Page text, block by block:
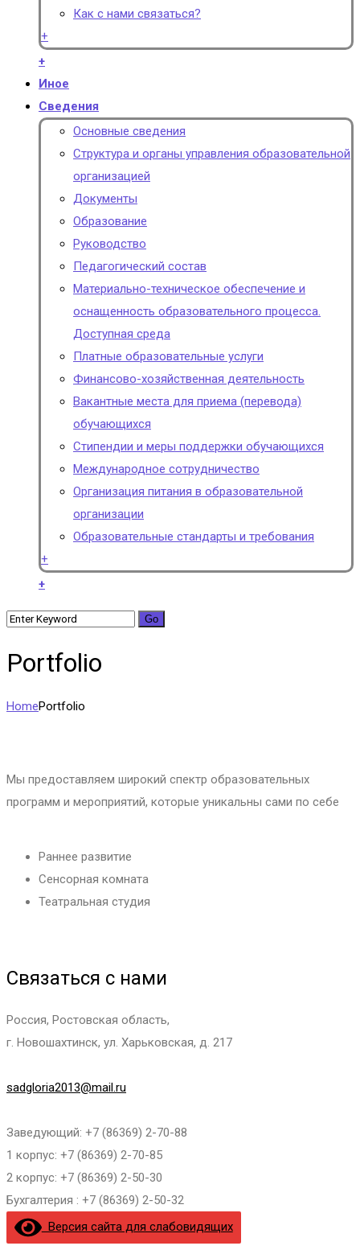
Как с нами связаться?
+
+
Иное
Сведения
Основные сведения
Структура и органы управления образовательной
организацией
Документы
Образование
Руководство
Педагогический состав
Материально-техническое обеспечение и
оснащенность образовательного процесса.
Доступная среда
Платные образовательные услуги
Финансово-хозяйственная деятельность
Вакантные места для приема (перевода)
обучающихся
Стипендии и меры поддержки обучающихся
Международное сотрудничество
Организация питания в образовательной
организации
Образовательные стандарты и требования
+
+
Portfolio
HomePortfolio
Мы предоставляем широкий спектр образовательных
программ и мероприятий, которые уникальны сами по себе
Раннее развитие
Сенсорная комната
Театральная студия
Связаться с нами
Россия, Ростовская область,
г. Новошахтинск, ул. Харьковская, д. 217
sadgloria2013@mail.ru
Заведующий: +7 (86369) 2-70-88
1 корпус: +7 (86369) 2-70-85
2 корпус: +7 (86369) 2-50-30
Бухгалтерия : +7 (86369) 2-50-32
Версия сайта для слабовидящих